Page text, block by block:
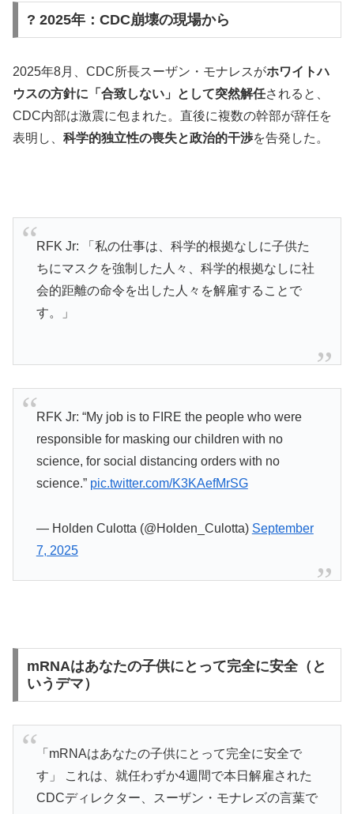
? 2025年：CDC崩壊の現場から
2025年8月、CDC所長スーザン・モナレスがホワイトハ
ウスの方針に「合致しない」として突然解任されると、
CDC内部は激震に包まれた。直後に複数の幹部が辞任を
表明し、 科学的独立性の喪失と政治的干渉を告発した。
RFK Jr: 「私の仕事は、科学的根拠なしに子供た
ちにマスクを強制した人々、科学的根拠なしに社
会的距離の命令を出した人々を解雇することで
す。」
RFK Jr: “My job is to FIRE the people who were
responsible for masking our children with no
science, for social distancing orders with no
science.” pic.twitter.com/K3KAefMrSG
— Holden Culotta (@Holden_Culotta) September
7, 2025
mRNAはあなたの子供にとって完全に安全（と
いうデマ）
「mRNAはあなたの子供にとって完全に安全で
す」 これは、就任わずか4週間で本日解雇された
CDCディレクター、スーザン・モナレズの言葉で